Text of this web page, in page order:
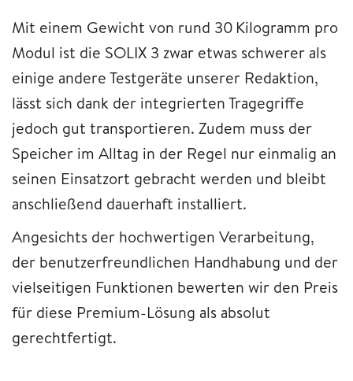
Mit einem Gewicht von rund 30 Kilogramm pro
Modul ist die SOLIX 3 zwar etwas schwerer als
einige andere Testgeräte unserer Redaktion,
lässt sich dank der integrierten Tragegriffe
jedoch gut transportieren. Zudem muss der
Speicher im Alltag in der Regel nur einmalig an
seinen Einsatzort gebracht werden und bleibt
anschließend dauerhaft installiert.
Angesichts der hochwertigen Verarbeitung,
der benutzerfreundlichen Handhabung und der
vielseitigen Funktionen bewerten wir den Preis
für diese Premium-Lösung als absolut
gerechtfertigt.